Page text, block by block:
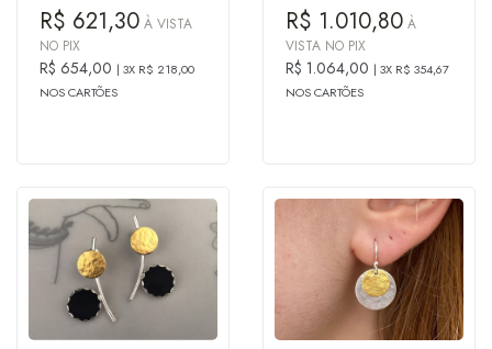
R$ 621,30 À VISTA
NO PIX
R$ 654,00
3X R$ 218,00
NOS CARTÕES
R$ 1.010,80 À
VISTA NO PIX
R$ 1.064,00
3X R$ 354,67
NOS CARTÕES